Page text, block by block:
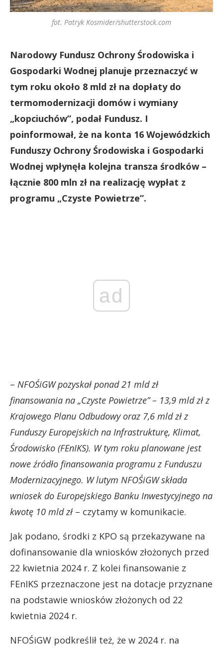
fot. Patryk Kosmider/shutterstock.com
Narodowy Fundusz Ochrony Środowiska i
Gospodarki Wodnej planuje przeznaczyć w
tym roku około 8 mld zł na dopłaty do
termomodernizacji domów i wymiany
„kopciuchów”, podał Fundusz. I
poinformował, że na konta 16 Wojewódzkich
Funduszy Ochrony Środowiska i Gospodarki
Wodnej wpłynęła kolejna transza środków –
łącznie 800 mln zł na realizację wypłat z
programu „Czyste Powietrze”.
ad
– NFOŚiGW pozyskał ponad 21 mld zł
finansowania na „Czyste Powietrze” – 13,9 mld zł z
Krajowego Planu Odbudowy oraz 7,6 mld zł z
Funduszy Europejskich na Infrastrukturę, Klimat,
Środowisko (FEnIKS). W tym roku planowane jest
nowe źródło finansowania programu z Funduszu
Modernizacyjnego. W lutym NFOŚiGW składa
wniosek do Europejskiego Banku Inwestycyjnego na
kwotę 10 mld zł – czytamy w komunikacie.
Jak podano, środki z KPO są przekazywane na
dofinansowanie dla wniosków złożonych przed
22 kwietnia 2024 r. Z kolei finansowanie z
FEnIKS przeznaczone jest na dotacje przyznane
na podstawie wniosków złożonych od 22
kwietnia 2024 r.
NFOŚiGW podkreślił też, że w 2024 r. na